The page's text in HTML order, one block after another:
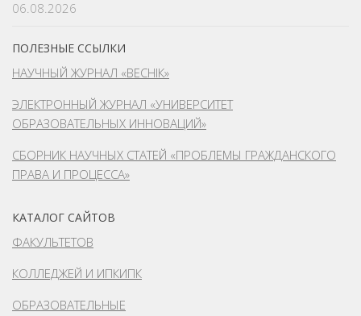
06.08.2026
ПОЛЕЗНЫЕ ССЫЛКИ
НАУЧНЫЙ ЖУРНАЛ «ВЕСНІК»
ЭЛЕКТРОННЫЙ ЖУРНАЛ «УНИВЕРСИТЕТ
ОБРАЗОВАТЕЛЬНЫХ ИННОВАЦИЙ»
СБОРНИК НАУЧНЫХ СТАТЕЙ «ПРОБЛЕМЫ ГРАЖДАНСКОГО
ПРАВА И ПРОЦЕССА»
КАТАЛОГ САЙТОВ
ФАКУЛЬТЕТОВ
КОЛЛЕДЖЕЙ И ИПКИПК
ОБРАЗОВАТЕЛЬНЫЕ